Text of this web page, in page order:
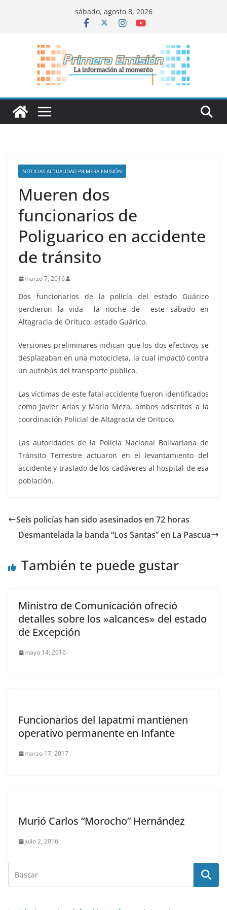
sábado, agosto 8, 2026
NOTICIAS ACTUALIDAD PRIMERA EMISIÓN
Mueren dos
funcionarios de
Poliguarico en accidente
de tránsito
marzo 7, 2016
Dos funcionarios de la policía del estado Guárico
perdieron la vida la noche de este sábado en
Altagracia de Orituco, estado Guárico.
Versiones preliminares indican que los dos efectivos se
desplazaban en una motocicleta, la cual impactó contra
un autobús del transporte público.
Las víctimas de este fatal accidente fueron identificados
como Javier Arias y Mario Meza, ambos adscritos a la
coordinación Policial de Altagracia de Orituco.
Las autoridades de la Policía Nacional Bolivariana de
Tránsito Terrestre actuaron en el levantamiento del
accidente y traslado de los cadáveres al hospital de esa
población.
Seis policías han sido asesinados en 72 horas
Desmantelada la banda “Los Santas” en La Pascua
También te puede gustar
Ministro de Comunicación ofreció
detalles sobre los »alcances» del estado
de Excepción
mayo 14, 2016
Funcionarios del Iapatmi mantienen
operativo permanente en Infante
marzo 17, 2017
Murió Carlos “Morocho” Hernández
julio 2, 2016